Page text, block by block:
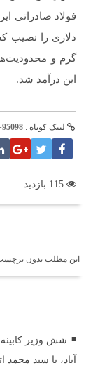
دلاری را نصیب
گرم و
این درآمد شد.
لینک کوتاه :
این مطلب بدون
شش وزیر
آباد، با سید